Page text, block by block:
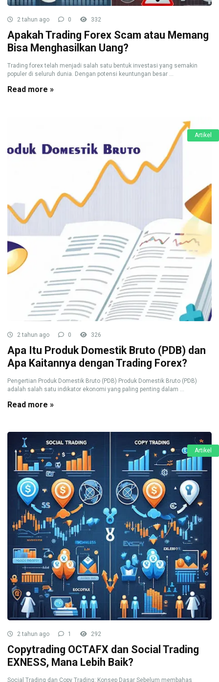
2 tahun ago 0 332
Apakah Trading Forex Scam atau Memang
Bisa Menghasilkan Uang?
Trading forex telah menjadi salah satu bentuk investasi yang semakin
populer di seluruh dunia. Dengan potensi keuntungan besar ...
Read more »
Artikel
2 tahun ago 0 326
Apa Itu Produk Domestik Bruto (PDB) dan
Apa Kaitannya dengan Trading Forex?
Pengertian Produk Domestik Bruto (PDB) Produk Domestik Bruto (PDB)
adalah salah satu indikator ekonomi yang paling penting dalam ...
Read more »
Artikel
2 tahun ago 1 292
Copytrading OCTAFX dan Social Trading
EXNESS, Mana Lebih Baik?
Social Trading dan Copy Trading: Konsep Dasar Sebelum membahas